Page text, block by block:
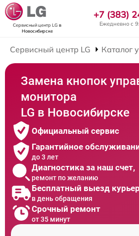
Сервисный центр LG в
Новосибирске
+7 (383)
Ежедневно с
Сервисный центр LG Каталог
Замена кнопок
монитора
LG в Новосибирске
Официальный сервис
Гарантийное
до 3 лет
Диагностика за наш счет,
ремонт по желанию
Бесплатный выезд
в день обращения
Срочный ремонт
от 35 минут